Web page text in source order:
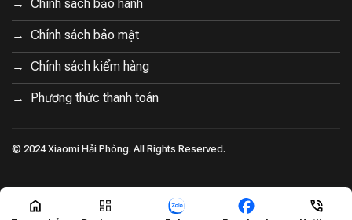
Khử mùi, làm sạch sâu
Loại bỏ dễ dàng vết bẩn cứng đầu như máu, mồ hôi hay
Giặt nước lạnh kết hợp nhiệt độ cao giúp bảo vệ sức
Chính sách bảo hành
Chính sách bảo mật
Chính sách kiểm hàng
Phương thức thanh toán
© 2024 Xiaomi Hải Phòng. All Rights Reserved.